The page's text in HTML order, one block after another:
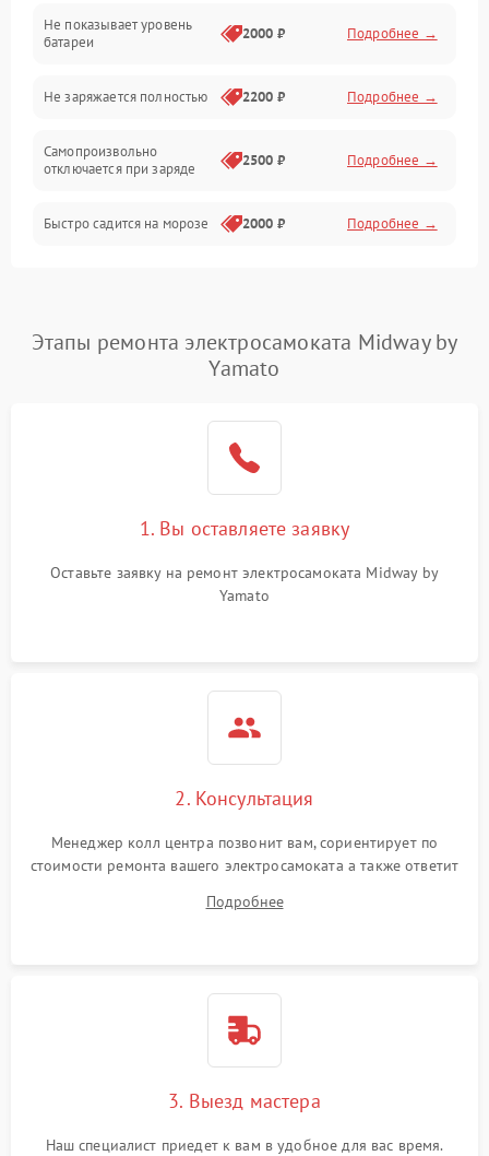
Электроника и управление
Не показывает уровень
батареи
2000 ₽ Подробнее →
Не заряжается полностью 2200 ₽ Подробнее →
Самопроизвольно
отключается при заряде
2500 ₽ Подробнее →
Быстро садится на морозе 2000 ₽ Подробнее →
Этапы ремонта электросамоката Midway by
Yamato
1. Вы оставляете заявку
Оставьте заявку на ремонт электросамоката Midway by
Yamato
2. Консультация
Менеджер колл центра позвонит вам, сориентирует по
стоимости ремонта вашего электросамоката а также ответит
Подробнее
3. Выезд мастера
Наш специалист приедет к вам в удобное для вас время.